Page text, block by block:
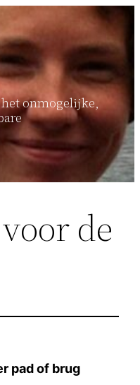
onmogelijke,
de
pad of brug